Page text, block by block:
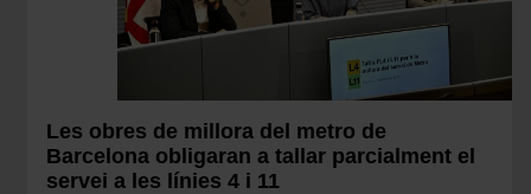
Les obres de millora del metro de
Barcelona obligaran a tallar parcialment el
servei a les línies 4 i 11